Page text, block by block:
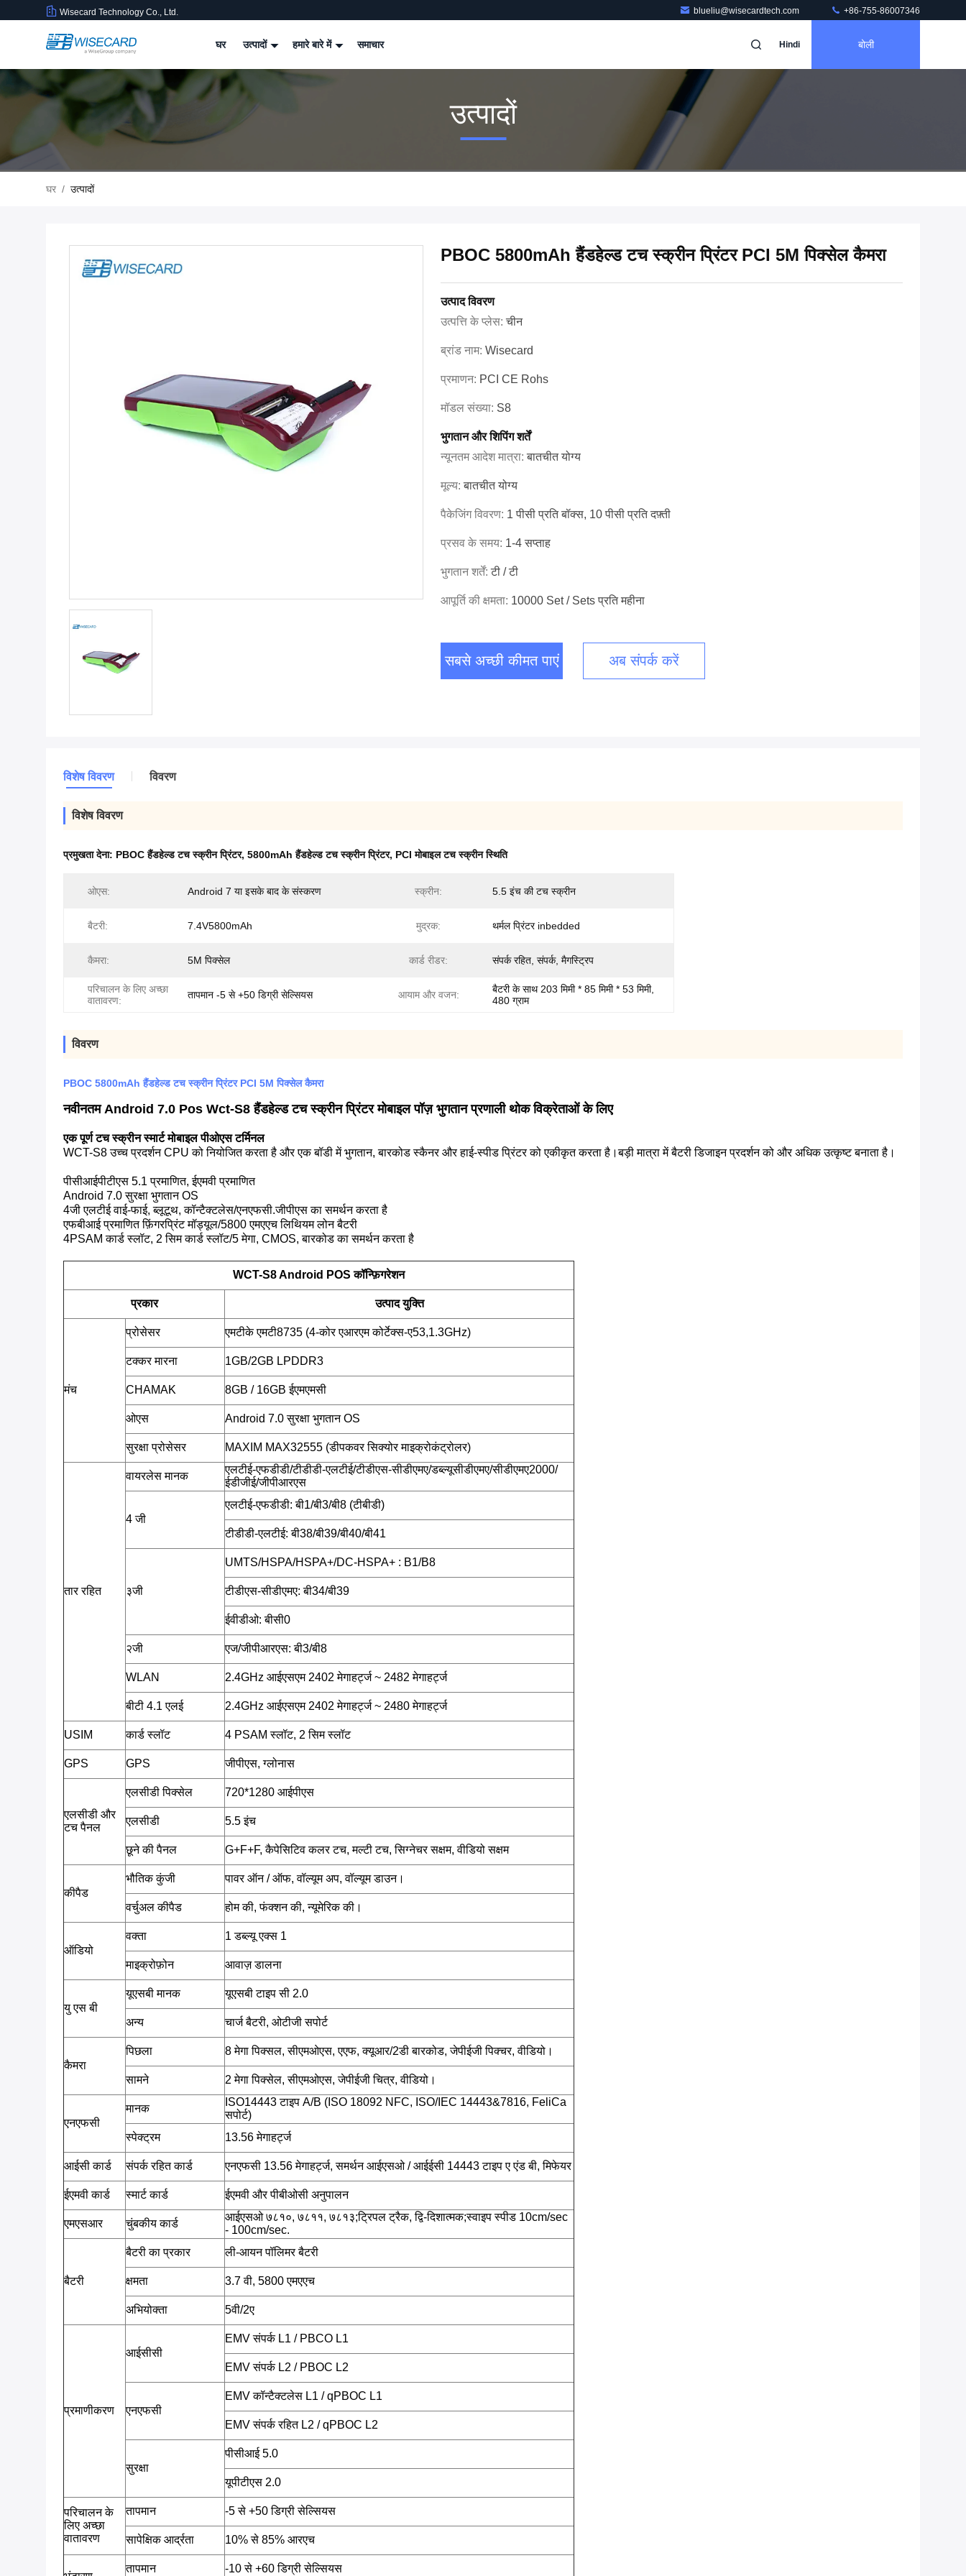
Wisecard Technology Co., Ltd. blueliu@wisecardtech.com +86-755-86007346
घर उत्पादों हमारे बारे में समाचार Hindi बोली
उत्पादों
घर / उत्पादों
PBOC 5800mAh हैंडहेल्ड टच स्क्रीन प्रिंटर PCI 5M पिक्सेल कैमरा
उत्पाद विवरण
उत्पत्ति के प्लेस:चीन
ब्रांड नाम: Wisecard
प्रमाणन: PCI CE Rohs
मॉडल संख्या: S8
भुगतान और शिपिंग शर्तें
न्यूनतम आदेश मात्रा:बातचीत योग्य
मूल्य:बातचीत योग्य
पैकेजिंग विवरण: 1 पीसी प्रति बॉक्स, 10 पीसी प्रति दफ़्ती
प्रसव के समय: 1-4 सप्ताह
भुगतान शर्तें:टी / टी
आपूर्ति की क्षमता: 10000 Set / Sets प्रति महीना
सबसे अच्छी कीमत पाएं अब संपर्क करें
विशेष विवरण विवरण
विशेष विवरण
प्रमुखता देना: PBOC हैंडहेल्ड टच स्क्रीन प्रिंटर, 5800mAh हैंडहेल्ड टच स्क्रीन प्रिंटर, PCI मोबाइल टच स्क्रीन स्थिति
ओएस: Android 7 या इसके बाद के संस्करण स्क्रीन: 5.5 इंच की टच स्क्रीन
बैटरी: 7.4V5800mAh मुद्रक: थर्मल प्रिंटर inbedded
कैमरा: 5M पिक्सेल कार्ड रीडर: संपर्क रहित, संपर्क, मैगस्ट्रिप
परिचालन के लिए अच्छा
वातावरण:
तापमान -5 से +50 डिग्री सेल्सियस आयाम और वजन:
बैटरी के साथ 203 मिमी * 85 मिमी * 53 मिमी,
480 ग्राम
विवरण
PBOC 5800mAh हैंडहेल्ड टच स्क्रीन प्रिंटर PCI 5M पिक्सेल कैमरा
नवीनतम Android 7.0 Pos Wct-S8 हैंडहेल्ड टच स्क्रीन प्रिंटर मोबाइल पॉज़ भुगतान प्रणाली थोक विक्रेताओं के लिए
एक पूर्ण टच स्क्रीन स्मार्ट मोबाइल पीओएस टर्मिनल
WCT-S8 उच्च प्रदर्शन CPU को नियोजित करता है और एक बॉडी में भुगतान, बारकोड स्कैनर और हाई-स्पीड प्रिंटर को एकीकृत करता है।बड़ी मात्रा में बैटरी डिजाइन प्रदर्शन को और अधिक उत्कृष्ट बनाता है।
पीसीआईपीटीएस 5.1 प्रमाणित, ईएमवी प्रमाणित
Android 7.0 सुरक्षा भुगतान OS
4जी एलटीई वाई-फाई, ब्लूटूथ, कॉन्टैक्टलेस/एनएफसी.जीपीएस का समर्थन करता है
एफबीआई प्रमाणित फ़िंगरप्रिंट मॉड्यूल/5800 एमएएच लिथियम लोन बैटरी
4PSAM कार्ड स्लॉट, 2 सिम कार्ड स्लॉट/5 मेगा, CMOS, बारकोड का समर्थन करता है
WCT-S8 Android POS कॉन्फ़िगरेशन
प्रकार उत्पाद युक्ति
मंच
प्रोसेसर एमटीके एमटी8735 (4-कोर एआरएम कोर्टेक्स-ए53,1.3GHz)
टक्कर मारना 1GB/2GB LPDDR3
CHAMAK 8GB / 16GB ईएमएमसी
ओएस Android 7.0 सुरक्षा भुगतान OS
सुरक्षा प्रोसेसर MAXIM MAX32555 (डीपकवर सिक्योर माइक्रोकंट्रोलर)
तार रहित
वायरलेस मानक
एलटीई-एफडीडी/टीडीडी-एलटीई/टीडीएस-सीडीएमए/डब्ल्यूसीडीएमए/सीडीएमए2000/
ईडीजीई/जीपीआरएस
4 जी
एलटीई-एफडीडी: बी1/बी3/बी8 (टीबीडी)
टीडीडी-एलटीई: बी38/बी39/बी40/बी41
३जी
UMTS/HSPA/HSPA+/DC-HSPA+ : B1/B8
टीडीएस-सीडीएमए: बी34/बी39
ईवीडीओ: बीसी0
२जी एज/जीपीआरएस: बी3/बी8
WLAN 2.4GHz आईएसएम 2402 मेगाहर्ट्ज ~ 2482 मेगाहर्ट्ज
बीटी 4.1 एलई 2.4GHz आईएसएम 2402 मेगाहर्ट्ज ~ 2480 मेगाहर्ट्ज
USIM कार्ड स्लॉट 4 PSAM स्लॉट, 2 सिम स्लॉट
GPS GPS जीपीएस, ग्लोनास
एलसीडी और
टच पैनल
एलसीडी पिक्सेल 720*1280 आईपीएस
एलसीडी 5.5 इंच
छूने की पैनल G+F+F, कैपेसिटिव कलर टच, मल्टी टच, सिग्नेचर सक्षम, वीडियो सक्षम
कीपैड
भौतिक कुंजी पावर ऑन / ऑफ, वॉल्यूम अप, वॉल्यूम डाउन।
वर्चुअल कीपैड होम की, फंक्शन की, न्यूमेरिक की।
ऑडियो
वक्ता 1 डब्ल्यू एक्स 1
माइक्रोफ़ोन आवाज़ डालना
यु एस बी
यूएसबी मानक यूएसबी टाइप सी 2.0
अन्य चार्ज बैटरी, ओटीजी सपोर्ट
कैमरा
पिछला 8 मेगा पिक्सल, सीएमओएस, एएफ, क्यूआर/2डी बारकोड, जेपीईजी पिक्चर, वीडियो।
सामने 2 मेगा पिक्सेल, सीएमओएस, जेपीईजी चित्र, वीडियो।
एनएफसी
मानक
ISO14443 टाइप A/B (ISO 18092 NFC, ISO/IEC 14443&7816, FeliCa
सपोर्ट)
स्पेक्ट्रम
13.56 मेगाहर्ट्ज
आईसी कार्ड संपर्क रहित कार्ड एनएफसी 13.56 मेगाहर्ट्ज, समर्थन आईएसओ / आईईसी 14443 टाइप ए एंड बी, मिफेयर
ईएमवी कार्ड स्मार्ट कार्ड ईएमवी और पीबीओसी अनुपालन
एमएसआर चुंबकीय कार्ड
आईएसओ ७८१०, ७८११, ७८१३;ट्रिपल ट्रैक, द्वि-दिशात्मक;स्वाइप स्पीड 10cm/sec
- 100cm/sec.
बैटरी
बैटरी का प्रकार ली-आयन पॉलिमर बैटरी
क्षमता 3.7 वी, 5800 एमएएच
अभियोक्ता 5वी/2ए
प्रमाणीकरण
आईसीसी
EMV संपर्क L1 / PBCO L1
EMV संपर्क L2 / PBOC L2
एनएफसी
EMV कॉन्टैक्टलेस L1 / qPBOC L1
EMV संपर्क रहित L2 / qPBOC L2
सुरक्षा
पीसीआई 5.0
यूपीटीएस 2.0
परिचालन के
लिए अच्छा
वातावरण
तापमान -5 से +50 डिग्री सेल्सियस
सापेक्षिक आर्द्रता 10% से 85% आरएच
तापमान -10 से +60 डिग्री सेल्सियस